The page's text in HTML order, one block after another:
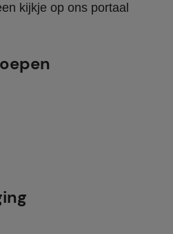
kijkje op ons portaal